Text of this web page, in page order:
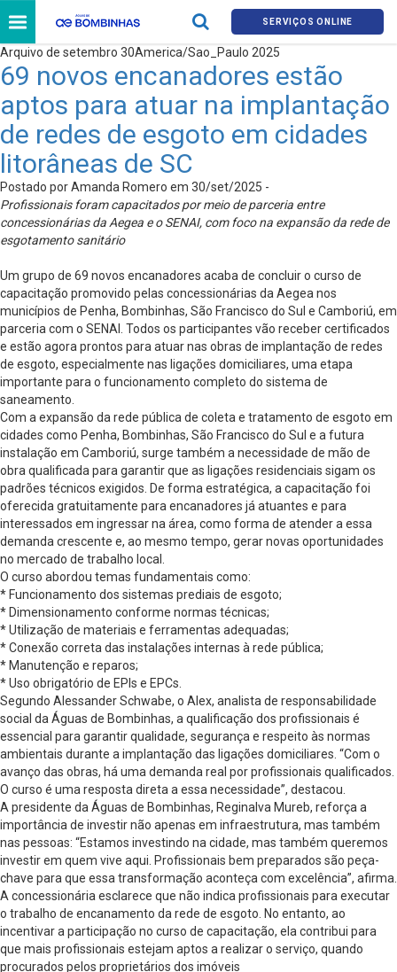
SERVIÇOS ONLINE
Arquivo de setembro 30America/Sao_Paulo 2025
69 novos encanadores estão
aptos para atuar na implantação
de redes de esgoto em cidades
litorâneas de SC
Postado por Amanda Romero em 30/set/2025 -
Profissionais foram capacitados por meio de parceria entre
concessionárias da Aegea e o SENAI, com foco na expansão da rede de
esgotamento sanitário
Um grupo de 69 novos encanadores acaba de concluir o curso de
capacitação promovido pelas concessionárias da Aegea nos
municípios de Penha, Bombinhas, São Francisco do Sul e Camboriú, em
parceria com o SENAI. Todos os participantes vão receber certificados
e estão agora prontos para atuar nas obras de implantação de redes
de esgoto, especialmente nas ligações domiciliares, uma etapa
importante para o funcionamento completo do sistema de
saneamento.
Com a expansão da rede pública de coleta e tratamento de esgoto em
cidades como Penha, Bombinhas, São Francisco do Sul e a futura
instalação em Camboriú, surge também a necessidade de mão de
obra qualificada para garantir que as ligações residenciais sigam os
padrões técnicos exigidos. De forma estratégica, a capacitação foi
oferecida gratuitamente para encanadores já atuantes e para
interessados em ingressar na área, como forma de atender a essa
demanda crescente e, ao mesmo tempo, gerar novas oportunidades
no mercado de trabalho local.
O curso abordou temas fundamentais como:
* Funcionamento dos sistemas prediais de esgoto;
* Dimensionamento conforme normas técnicas;
* Utilização de materiais e ferramentas adequadas;
* Conexão correta das instalações internas à rede pública;
* Manutenção e reparos;
* Uso obrigatório de EPIs e EPCs.
Segundo Alessander Schwabe, o Alex, analista de responsabilidade
social da Águas de Bombinhas, a qualificação dos profissionais é
essencial para garantir qualidade, segurança e respeito às normas
ambientais durante a implantação das ligações domiciliares. “Com o
avanço das obras, há uma demanda real por profissionais qualificados.
O curso é uma resposta direta a essa necessidade”, destacou.
A presidente da Águas de Bombinhas, Reginalva Mureb, reforça a
importância de investir não apenas em infraestrutura, mas também
nas pessoas: “Estamos investindo na cidade, mas também queremos
investir em quem vive aqui. Profissionais bem preparados são peça-
chave para que essa transformação aconteça com excelência”, afirma.
A concessionária esclarece que não indica profissionais para executar
o trabalho de encanamento da rede de esgoto. No entanto, ao
incentivar a participação no curso de capacitação, ela contribui para
que mais profissionais estejam aptos a realizar o serviço, quando
procurados pelos proprietários dos imóveis